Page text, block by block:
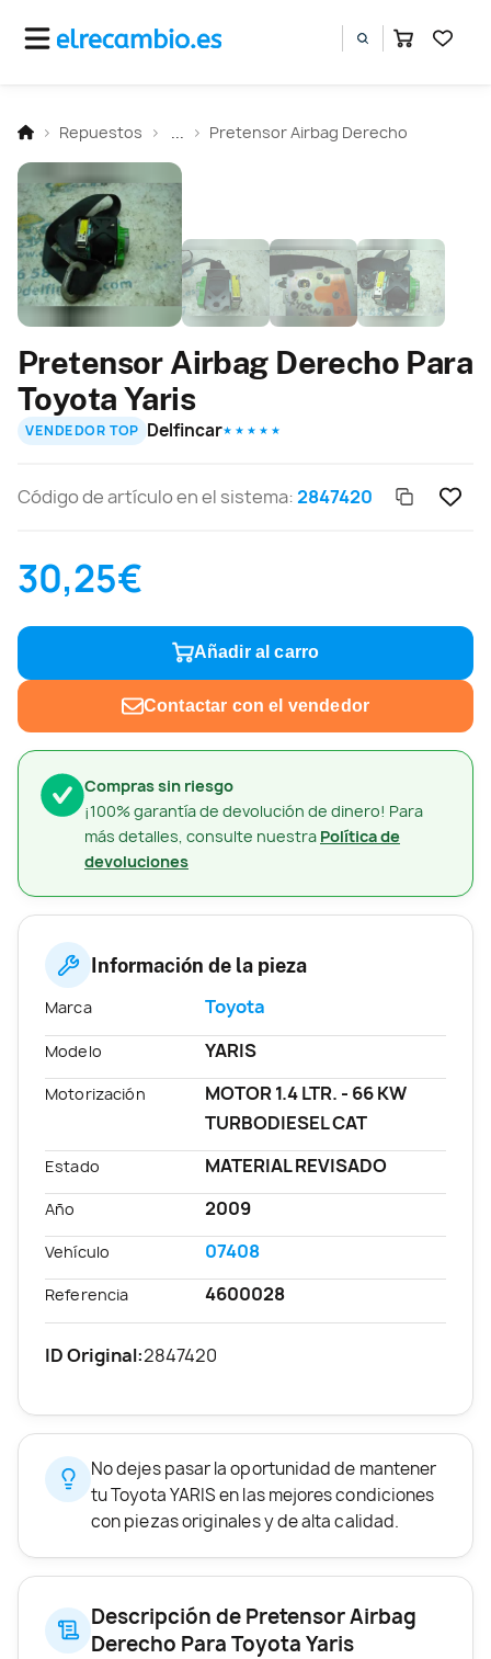
Repuestos Pretensor Airbag Derecho
Compras sin riesgo
¡100% garantía de devolución de dinero! Para
más detalles, consulte nuestra Política de
devoluciones
Pretensor Airbag Derecho Para
Toyota Yaris
VENDEDOR TOP Delfincar★ ★ ★ ★ ★
Código de artículo en el sistema:2847420
30,25€
Añadir al carro
Contactar con el vendedor
Información de la pieza
Marca Toyota
Modelo YARIS
Motorización
MOTOR 1.4 LTR. - 66 KW
TURBODIESEL CAT
Estado MATERIAL REVISADO
Año 2009
Vehículo 07408
Referencia 4600028
ID Original:2847420
No dejes pasar la oportunidad de mantener
tu Toyota YARIS en las mejores condiciones
con piezas originales y de alta calidad.
Descripción de Pretensor Airbag
Derecho Para Toyota Yaris